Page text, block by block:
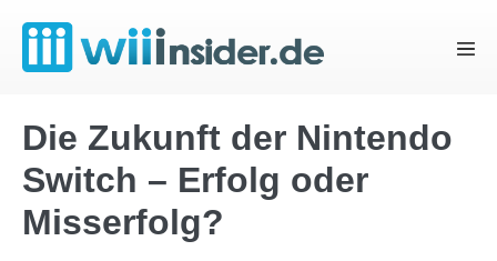
Inhalt
springen
Die Zukunft der Nintendo
Switch – Erfolg oder
Misserfolg?